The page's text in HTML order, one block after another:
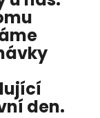
den.